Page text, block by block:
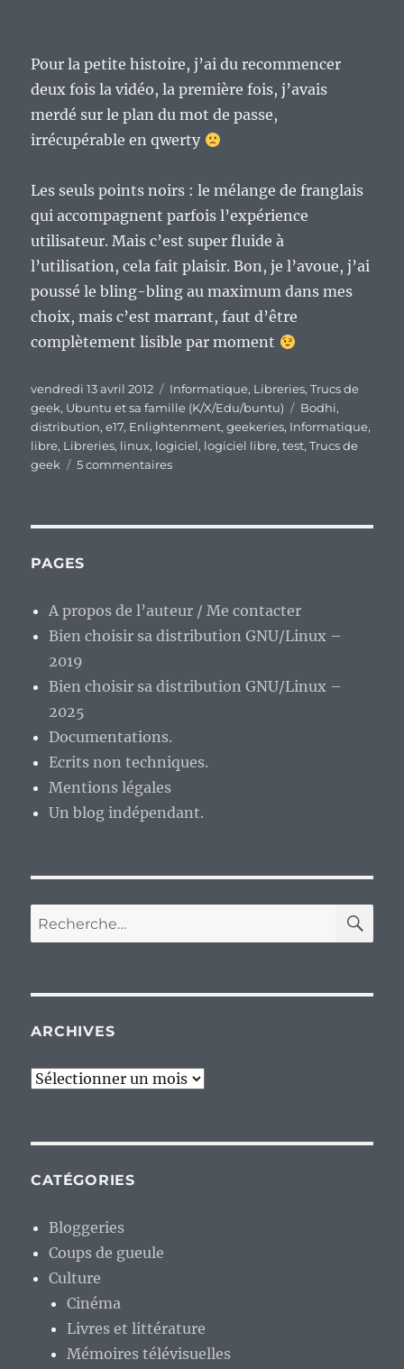
Pour la petite histoire, j’ai du recommencer
deux fois la vidéo, la première fois, j’avais
merdé sur le plan du mot de passe,
irrécupérable en qwerty
Les seuls points noirs : le mélange de franglais
qui accompagnent parfois l’expérience
utilisateur. Mais c’est super fluide à
l’utilisation, cela fait plaisir. Bon, je l’avoue, j’ai
poussé le bling-bling au maximum dans mes
choix, mais c’est marrant, faut d’être
complètement lisible par moment
Publié
le
vendredi 13 avril 2012 Catégories
Informatique, Libreries,Trucs de
geek, Ubuntu et sa famille (K/X/Edu/buntu) Étiquettes
Bodhi,
distribution,e17, Enlightenment,geekeries, Informatique,
libre, Libreries, linux, logiciel, logiciel libre,test,Trucs de
geek
5 commentairessur
?
PAGES
A propos de l’auteur / Me contacter
Bien choisir sa distribution GNU/Linux –
2019
Bien choisir sa distribution GNU/Linux –
2025
Documentations.
Ecrits non techniques.
Mentions légales
Un blog indépendant.
Recherche
pour :
ARCHIVES
Archives
CATÉGORIES
Bloggeries
Coups de gueule
Culture
Cinéma
Livres et littérature
Mémoires télévisuelles